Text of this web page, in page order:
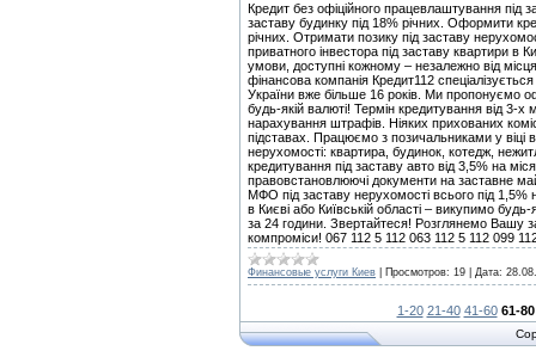
Кредит без офіційного працевлаштування під
заставу будинку під 18% річних. Оформити
річних. Отримати позику під заставу
приватного інвестора під заставу квартири в
умови, доступні кожному – незалежно від
фінансова компанія Кредит112
України вже більше 16 років. Ми пропонуємо
будь-якій валюті! Термін кредитування від 3-х
нарахування штрафів. Ніяких прихованих
підставах. Працюємо з позичальниками у віці
нерухомості: квартира, будинок, котедж,
кредитування під заставу авто від 3,5% на
правовстановлюючі документи на заставне
МФО під заставу нерухомості всього під
в Києві або Київській області – викупимо
за 24 години. Звертайтеся! Розглянемо Вашу
компроміси! 067 112 5 112 063 112 5 112 099
Финансовые услуги Киев Просмотров: 19 Дата:
1-20 21-40 41-60 61-80